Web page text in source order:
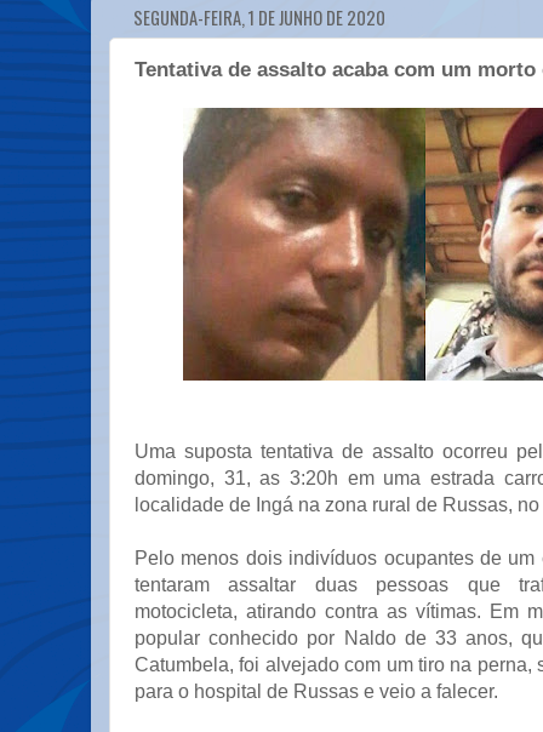
SEGUNDA-FEIRA, 1 DE JUNHO DE 2020
Tentativa de assalto acaba com um
Uma suposta tentativa de assalto ocorreu
domingo, 31, as 3:20h em uma estrada
localidade de Ingá na zona rural de Russas,
Pelo menos dois indivíduos ocupantes de um
tentaram assaltar duas pessoas que
motocicleta, atirando contra as vítimas. Em
popular conhecido por Naldo de 33 anos,
Catumbela, foi alvejado com um tiro na perna,
para o hospital de Russas e veio a falecer.